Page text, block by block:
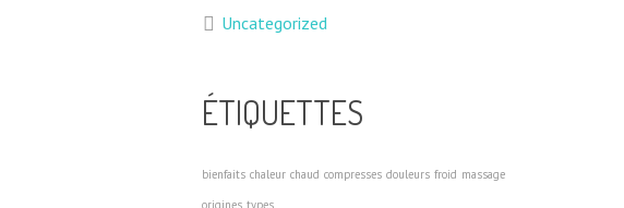
Uncategorized
ÉTIQUETTES
bienfaits chaleur chaud compresses douleurs froid massage
origines types